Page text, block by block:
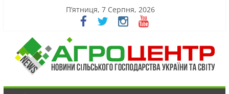
П’ятниця, 7 Серпня, 2026